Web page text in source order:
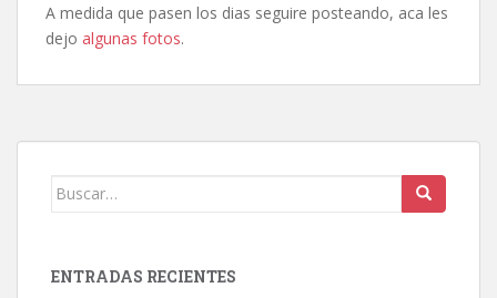
A medida que pasen los dias seguire posteando, aca les
dejo algunas fotos.
Buscar:
ENTRADAS RECIENTES